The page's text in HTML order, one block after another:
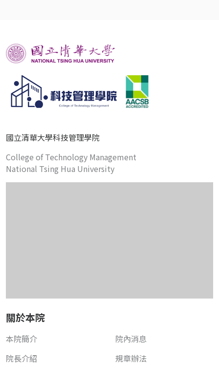
國立清華大學科技管理學院
College of Technology Management
National Tsing Hua University
關於本院
本院簡介
院長介紹
院內消息
規章辦法